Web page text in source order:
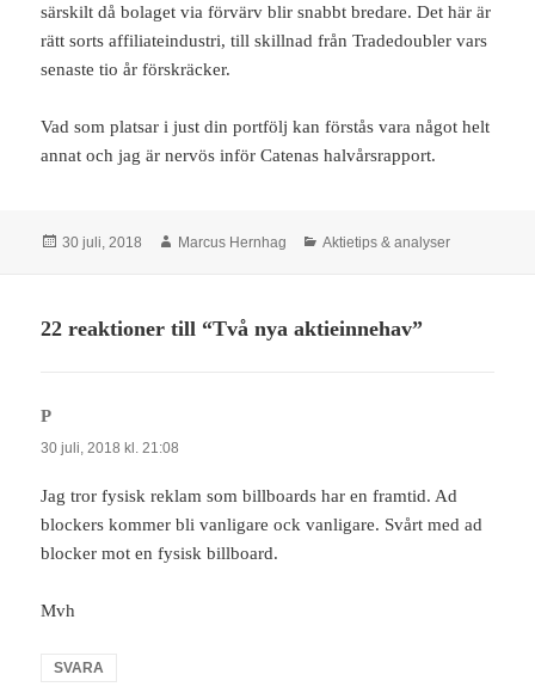
särskilt då bolaget via förvärv blir snabbt bredare. Det här är
rätt sorts affiliateindustri, till skillnad från Tradedoubler vars
senaste tio år förskräcker.
Vad som platsar i just din portfölj kan förstås vara något helt
annat och jag är nervös inför Catenas halvårsrapport.
Postat
30 juli, 2018 Författare
Marcus Hernhag Kategorier
Aktietips & analyser
22 reaktioner till “Två nya aktieinnehav”
P
30 juli, 2018 kl. 21:08
Jag tror fysisk reklam som billboards har en framtid. Ad
blockers kommer bli vanligare ock vanligare. Svårt med ad
blocker mot en fysisk billboard.
Mvh
SVARA